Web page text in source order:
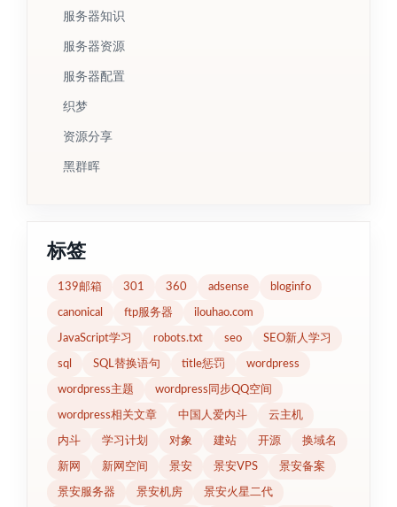
服务器知识
服务器资源
服务器配置
织梦
资源分享
黑群晖
标签
139邮箱 301 360 adsense bloginfo
canonical ftp服务器 ilouhao.com
JavaScript学习 robots.txt seo SEO新人学习
sql SQL替换语句 title惩罚 wordpress
wordpress主题 wordpress同步QQ空间
wordpress相关文章 中国人爱内斗 云主机
内斗 学习计划 对象 建站 开源 换域名
新网 新网空间 景安 景安VPS 景安备案
景安服务器 景安机房 景安火星二代